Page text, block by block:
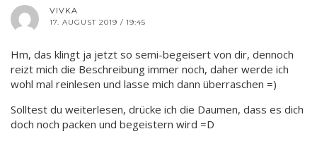
VIVKA
17. AUGUST 2019 / 19:45
Hm, das klingt ja jetzt so semi-begeisert von dir, dennoch
reizt mich die Beschreibung immer noch, daher werde ich
wohl mal reinlesen und lasse mich dann überraschen =)
Solltest du weiterlesen, drücke ich die Daumen, dass es dich
doch noch packen und begeistern wird =D